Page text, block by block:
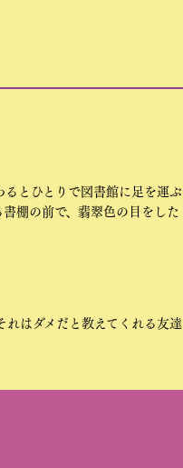
とひとりで図書館に足を運ぶ
棚の前で、翡翠色の目をした
れはダメだと教えてくれる友達